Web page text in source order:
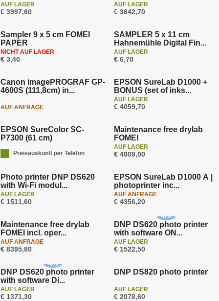
€ 3997,60
AUF LAGER
€ 3642,70
AUF LAGER
Sampler 9 x 5 cm FOMEI
PAPER
€ 3,40
NICHT AUF LAGER
SAMPLER 5 x 11 cm
Hahnemühle Digital Fin...
€ 6,70
AUF LAGER
Kostenlose Lieferung
Nachrichten
Canon imagePROGRAF GP-
4600S (111,8cm) in...
AUF ANFRAGE
Kostenlose Lieferung
EPSON SureLab D1000 +
BONUS (set of inks...
€ 4059,70
AUF LAGER
EPSON SureColor SC-
P7300 (61 cm)
Preisauskunft per Telefon
Kostenlose Lieferung
Maintenance free drylab
FOMEI
€ 4809,00
AUF LAGER
Aktion
Kostenlose Lieferung
Photo printer DNP DS620
with Wi-Fi modul...
€ 1511,60
AUF LAGER
Kostenlose Lieferung
EPSON SureLab D1000 A |
photoprinter inc...
€ 4356,20
AUF ANFRAGE
Kostenlose Lieferung
Maintenance free drylab
FOMEI incl. oper...
€ 8395,80
AUF ANFRAGE
-6%
Aktion
Kostenlose Lieferung
DNP DS620 photo printer
with software ON...
€ 1522,50
AUF LAGER
-4%
Aktion
Kostenlose Lieferung
DNP DS620 photo printer
with software Di...
€ 1371,30
AUF LAGER
Kostenlose Lieferung
DNP DS820 photo printer
€ 2078,60
AUF LAGER